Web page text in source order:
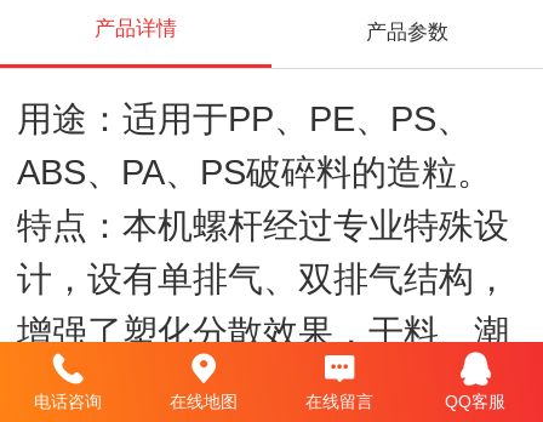
产品详情 产品参数
用途：适用于PP、PE、PS、
ABS、PA、PS破碎料的造粒。
特点：本机螺杆经过专业特殊设
计，设有单排气、双排气结构，
增强了塑化分散效果，干料、潮
料、水洗料均能充分排水、排
电话咨询 在线地图 在线留言 QQ客服